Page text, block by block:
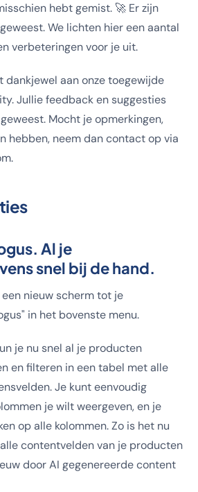
hebt gemist. 🚀 Er zijn
We lichten hier een aantal
verbeteringen voor je uit.
dankjewel aan onze toegewijde
Jullie feedback en suggesties
Mocht je opmerkingen,
hebben, neem dan contact op via
Al je
snel bij de hand.
een nieuw scherm tot je
in het bovenste menu.
je nu snel al je producten
en filteren in een tabel met alle
Je kunt eenvoudig
je wilt weergeven, en je
op alle kolommen. Zo is het nu
contentvelden van je producten
door AI gegenereerde content